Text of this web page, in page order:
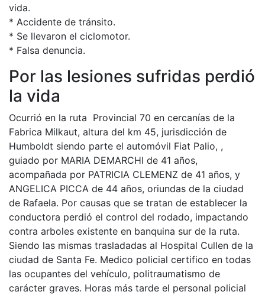
vida.
* Accidente de tránsito.
* Se llevaron el ciclomotor.
* Falsa denuncia.
Por las lesiones sufridas perdió
la vida
Ocurrió en la ruta Provincial 70 en cercanías de la
Fabrica Milkaut, altura del km 45, jurisdicción de
Humboldt siendo parte el automóvil Fiat Palio, ,
guiado por MARIA DEMARCHI de 41 años,
acompañada por PATRICIA CLEMENZ de 41 años, y
ANGELICA PICCA de 44 años, oriundas de la ciudad
de Rafaela. Por causas que se tratan de establecer la
conductora perdió el control del rodado, impactando
contra arboles existente en banquina sur de la ruta.
Siendo las mismas trasladadas al Hospital Cullen de la
ciudad de Santa Fe. Medico policial certifico en todas
las ocupantes del vehículo, politraumatismo de
carácter graves. Horas más tarde el personal policial